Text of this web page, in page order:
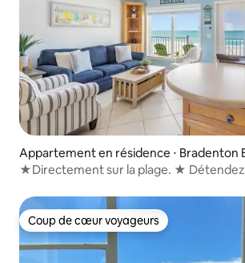
Appartement en résidence ⋅ Bradenton
h
★Directement sur la plage. ★
Coup de cœur voyageurs
Coup de cœur voyageurs